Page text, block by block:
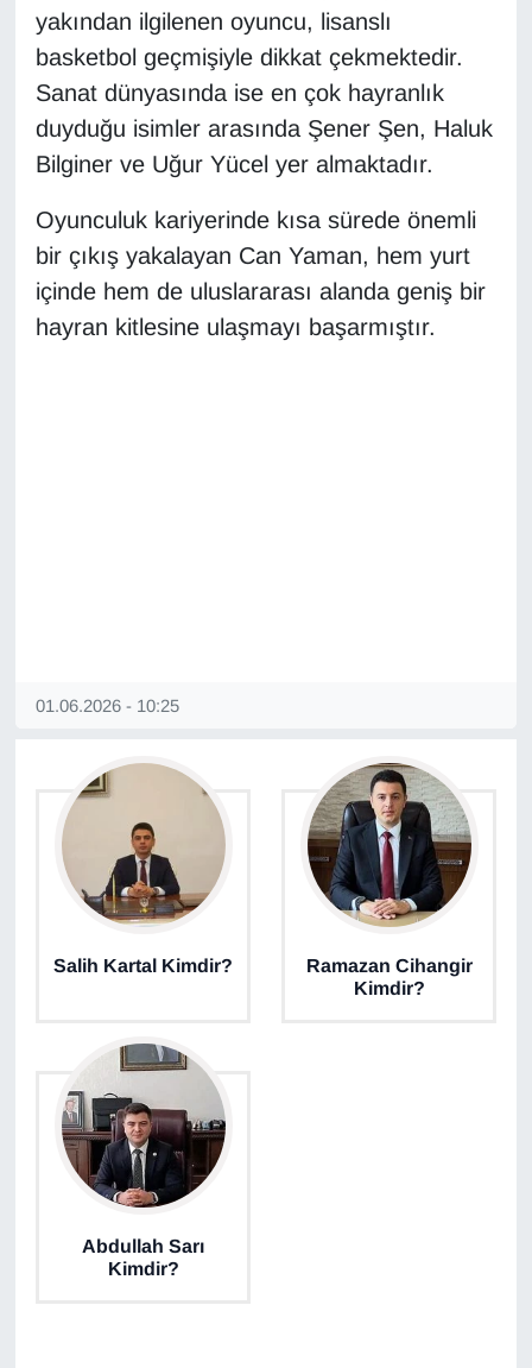
yakından ilgilenen oyuncu, lisanslı
basketbol geçmişiyle dikkat çekmektedir.
Sanat dünyasında ise en çok hayranlık
duyduğu isimler arasında Şener Şen, Haluk
Bilginer ve Uğur Yücel yer almaktadır.
Oyunculuk kariyerinde kısa sürede önemli
bir çıkış yakalayan Can Yaman, hem yurt
içinde hem de uluslararası alanda geniş bir
hayran kitlesine ulaşmayı başarmıştır.
01.06.2026 - 10:25
Salih Kartal Kimdir?
Ramazan Cihangir
Kimdir?
Abdullah Sarı
Kimdir?
TEKNOLOJİ
Turizm
VAN'DA SPOR
Vasıta
YAŞAM
YEREL